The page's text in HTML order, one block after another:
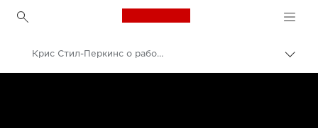
Canon Logo, back to
Крис Стил-Перкинс о работе над долгосрочными личными проектами